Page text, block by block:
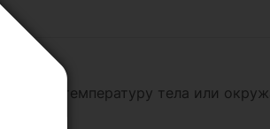
температуру тела или